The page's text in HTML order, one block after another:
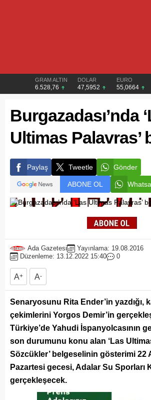
GRAM ALTIN
6.528,76
DOLAR
47,5952
EURO
55,0664
Burgazadası’nda
Ultimas Palavras’
Paylaş Tweetle Gönder
ABONE OL
Ada Gazetesi
Yayınlama: 19.08.2016
Düzenleme: 13.12.2022 15:40
0
A+ A-
Senaryosunu Rita Ender’in yazdığı,
çekimlerini Yorgos Demir’in
Türkiye’de Yahudi İspanyolcasının
son durumunu konu alan ‘Las
Sözcükler’ belgeselinin gösterimi 22
Pazartesi gecesi, Adalar Su Sporları
gerçekleşecek.